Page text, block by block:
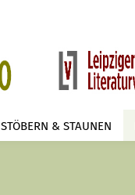
STÖBERN & STAUNEN